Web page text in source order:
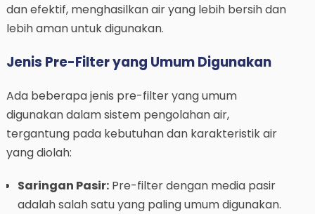
dan efektif, menghasilkan air yang lebih bersih dan
lebih aman untuk digunakan.
Jenis Pre-Filter yang Umum Digunakan
Ada beberapa jenis pre-filter yang umum
digunakan dalam sistem pengolahan air,
tergantung pada kebutuhan dan karakteristik air
yang diolah:
Saringan Pasir:Pre-filter dengan media pasir
adalah salah satu yang paling umum digunakan.